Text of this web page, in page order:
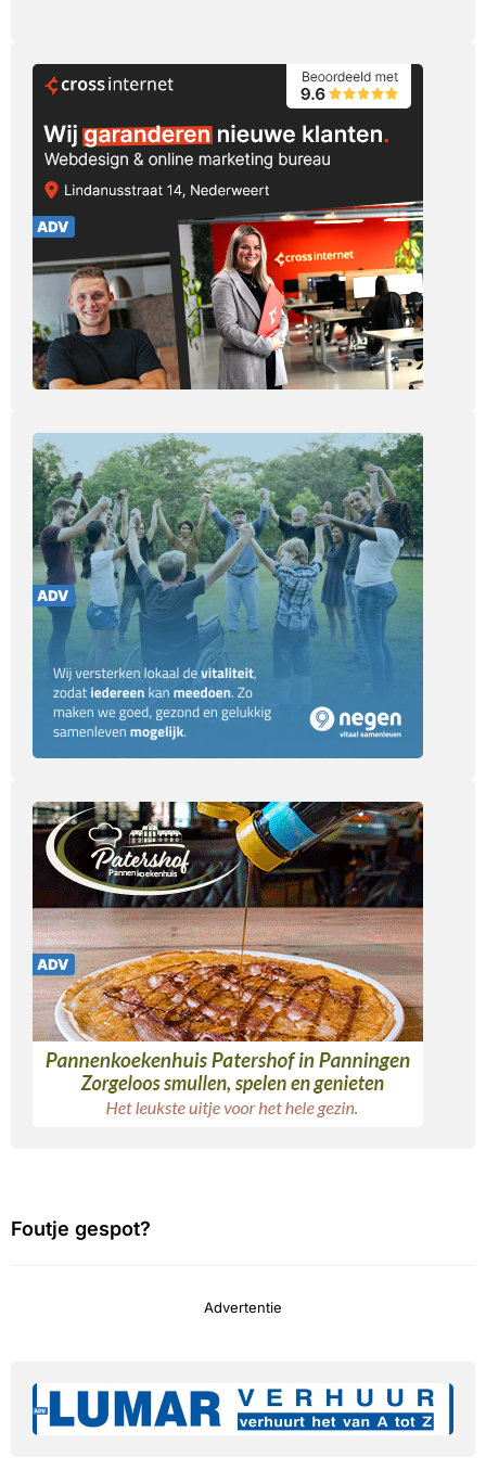
Foutje gespot?
Advertentie